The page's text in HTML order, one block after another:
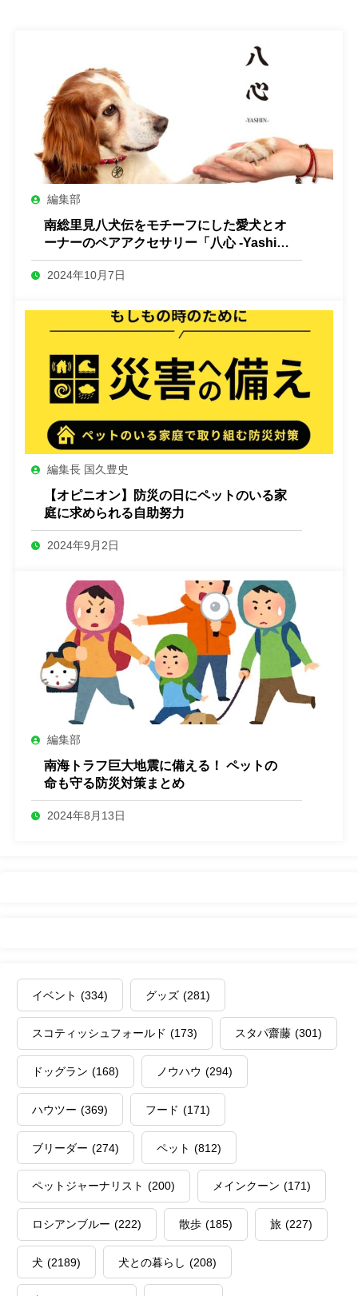
編集部
南総里見八犬伝をモチーフにした愛犬とオ
ーナーのペアアクセサリー「八心 -Yashin-
」
2024年10月7日
編集長 国久豊史
【オピニオン】防災の日にペットのいる家
庭に求められる自助努力
2024年9月2日
編集部
南海トラフ巨大地震に備える！ ペットの
命も守る防災対策まとめ
2024年8月13日
イベント (334) グッズ (281)
スコティッシュフォールド (173) スタパ齋藤 (301)
ドッグラン (168) ノウハウ (294)
ハウツー (369) フード (171)
ブリーダー (274) ペット (812)
ペットジャーナリスト (200) メインクーン (171)
ロシアンブルー (222) 散歩 (185) 旅 (227)
犬 (2189) 犬との暮らし (208)